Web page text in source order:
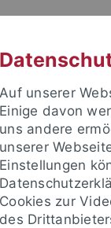
Fakultät
Auf unserer
Einige davon
uns andere
unserer
Einstellungen
Cookies zur
des